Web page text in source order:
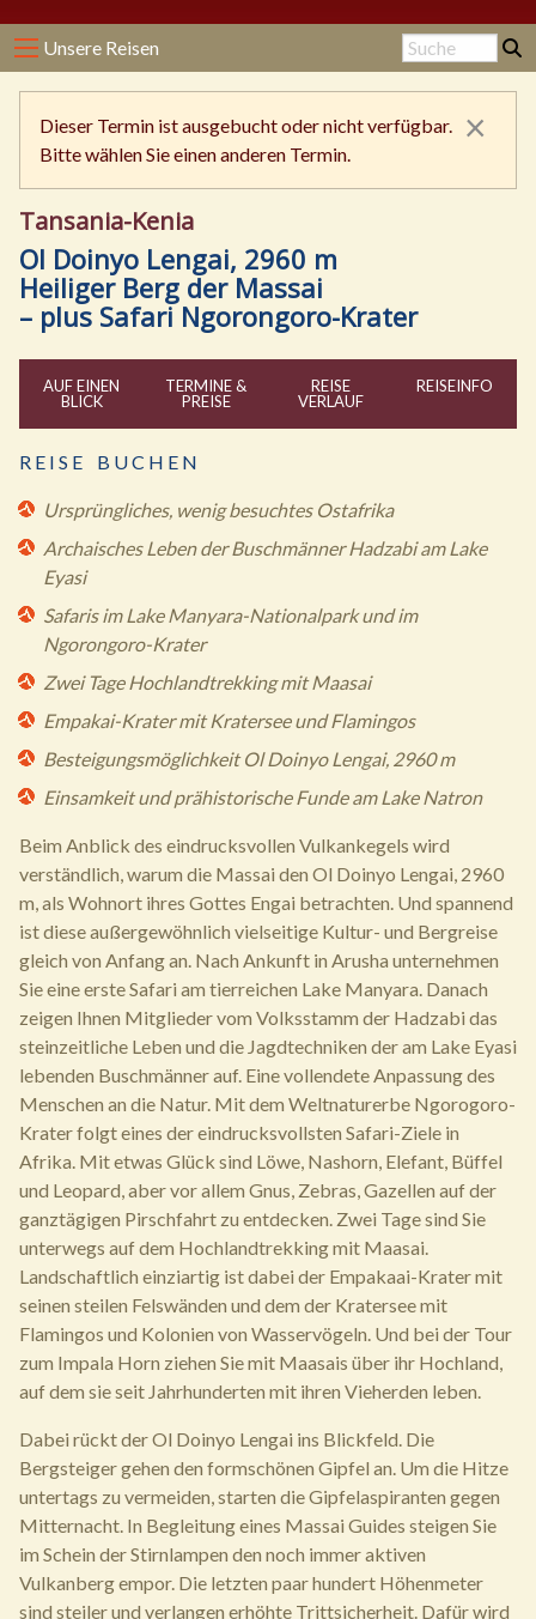
Unsere Reisen
Dieser Termin ist ausgebucht oder nicht verfügbar.
Bitte wählen Sie einen anderen Termin.
×
Tansania-Kenia
Ol Doinyo Lengai, 2960 m
Heiliger Berg der Massai
– plus Safari Ngorongoro-Krater
AUF EINEN
BLICK
TERMINE &
PREISE
REISE
VERLAUF
REISEINFO
R E I S E B U C H E N
Ursprüngliches, wenig besuchtes Ostafrika
Archaisches Leben der Buschmänner Hadzabi am Lake
Eyasi
Safaris im Lake Manyara-Nationalpark und im
Ngorongoro-Krater
Zwei Tage Hochlandtrekking mit Maasai
Empakai-Krater mit Kratersee und Flamingos
Besteigungsmöglichkeit Ol Doinyo Lengai, 2960 m
Einsamkeit und prähistorische Funde am Lake Natron
Beim Anblick des eindrucksvollen Vulkankegels wird
verständlich, warum die Massai den Ol Doinyo Lengai, 2960
m, als Wohnort ihres Gottes Engai betrachten. Und spannend
ist diese außergewöhnlich vielseitige Kultur- und Bergreise
gleich von Anfang an. Nach Ankunft in Arusha unternehmen
Sie eine erste Safari am tierreichen Lake Manyara. Danach
zeigen Ihnen Mitglieder vom Volksstamm der Hadzabi das
steinzeitliche Leben und die Jagdtechniken der am Lake Eyasi
lebenden Buschmänner auf. Eine vollendete Anpassung des
Menschen an die Natur. Mit dem Weltnaturerbe Ngorogoro-
Krater folgt eines der eindrucksvollsten Safari-Ziele in
Afrika. Mit etwas Glück sind Löwe, Nashorn, Elefant, Büffel
und Leopard, aber vor allem Gnus, Zebras, Gazellen auf der
ganztägigen Pirschfahrt zu entdecken. Zwei Tage sind Sie
unterwegs auf dem Hochlandtrekking mit Maasai.
Landschaftlich einziartig ist dabei der Empakaai-Krater mit
seinen steilen Felswänden und dem der Kratersee mit
Flamingos und Kolonien von Wasservögeln. Und bei der Tour
zum Impala Horn ziehen Sie mit Maasais über ihr Hochland,
auf dem sie seit Jahrhunderten mit ihren Vieherden leben.
Dabei rückt der Ol Doinyo Lengai ins Blickfeld. Die
Bergsteiger gehen den formschönen Gipfel an. Um die Hitze
untertags zu vermeiden, starten die Gipfelaspiranten gegen
Mitternacht. In Begleitung eines Massai Guides steigen Sie
im Schein der Stirnlampen den noch immer aktiven
Vulkanberg empor. Die letzten paar hundert Höhenmeter
sind steiler und verlangen erhöhte Trittsicherheit. Dafür wird